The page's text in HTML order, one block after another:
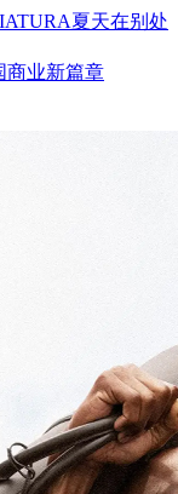
夏天在别处
商业新篇章